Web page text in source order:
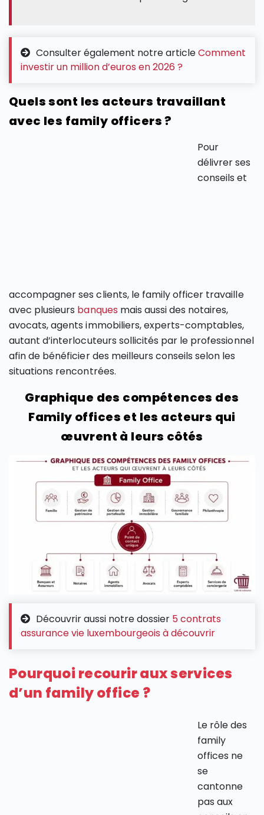
Consulter également notre articleComment
investir un million d’euros en 2026 ?
Quels sont les acteurs travaillant
avec les family officers ?
Pour
délivrer ses
conseils et
accompagner ses clients, le family officer travaille
avec plusieurs banques mais aussi des notaires,
avocats, agents immobiliers, experts-comptables,
autant d’interlocuteurs sollicités par le professionnel
afin de bénéficier des meilleurs conseils selon les
situations rencontrées.
Graphique des compétences des
Family offices et les acteurs qui
œuvrent à leurs côtés
Découvrir aussi notre dossier 5 contrats
assurance vie luxembourgeois à découvrir
Pourquoi recourir aux services
d’un family office ?
Le rôle des
family
offices ne
se
cantonne
pas aux